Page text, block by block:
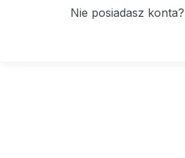
Nie posiadasz konta?